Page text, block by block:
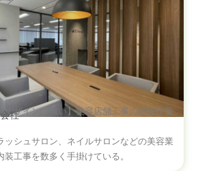
社
デザインに強い】美容店舗工事の経験が豊
ッシュサロン、ネイルサロンなどの美容業
装工事を数多く手掛けている。